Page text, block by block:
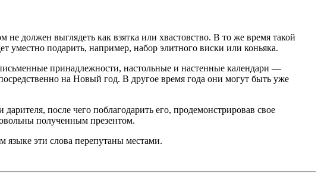
должен выглядеть как взятка или хвастовство. В то же время такой
подарить, например, набор элитного виски или коньяка.
принадлежности, настольные и настенные календари —
на Новый год. В другое время года они могут быть уже
после чего поблагодарить его, продемонстрировав свое
полученным презентом.
языке эти слова перепутаны местами.